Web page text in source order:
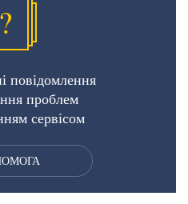
?
повідомлення
проблем
сервісом